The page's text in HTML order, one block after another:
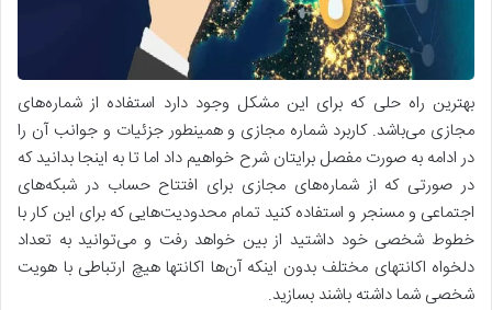
بهترین راه حلی که برای این مشکل وجود دارد استفاده از شماره‌های
مجازی می‌باشد. کاربرد شماره مجازی و همینطور جزئیات و جوانب آن را
در ادامه به صورت مفصل برایتان شرح خواهیم داد اما تا به اینجا بدانید که
در صورتی که از شماره‌های مجازی برای افتتاح حساب در شبکه‌های
اجتماعی و مسنجر و استفاده کنید تمام محدودیت‌هایی که برای این کار با
خطوط شخصی خود داشتید از بین خواهد رفت و می‌توانید به تعداد
دلخواه اکانتهای مختلف بدون اینکه آن‌ها اکانتها هیچ ارتباطی با هویت
شخصی شما داشته باشند بسازید.